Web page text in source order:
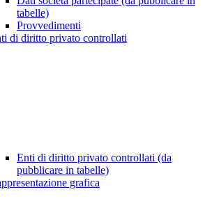
tabelle)
Provvedimenti
di diritto privato controllati
Enti di diritto privato controllati (da
pubblicare in tabelle)
grafica